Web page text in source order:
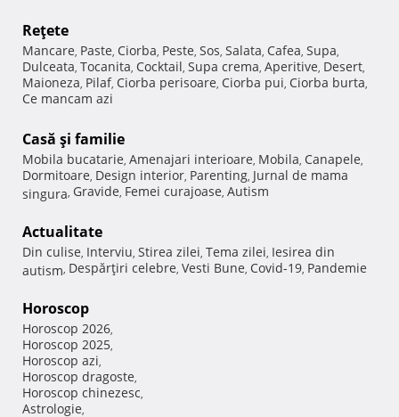
Reţete
Mancare, Paste, Ciorba, Peste, Sos, Salata, Cafea, Supa,
Dulceata, Tocanita, Cocktail, Supa crema, Aperitive, Desert,
Maioneza, Pilaf, Ciorba perisoare, Ciorba pui, Ciorba burta,
Ce mancam azi
Casă şi familie
Mobila bucatarie, Amenajari interioare, Mobila, Canapele,
Dormitoare, Design interior, Parenting, Jurnal de mama
singura, Gravide, Femei curajoase, Autism
Actualitate
Din culise, Interviu, Stirea zilei, Tema zilei, Iesirea din
autism, Despărţiri celebre, Vesti Bune, Covid-19, Pandemie
Horoscop
Horoscop 2026,
Horoscop 2025,
Horoscop azi,
Horoscop dragoste,
Horoscop chinezesc,
Astrologie,